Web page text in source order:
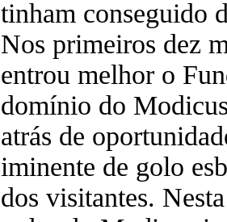
tinham conseguido
Nos primeiros dez
entrou melhor o
domínio do
atrás de
iminente de golo
dos visitantes.